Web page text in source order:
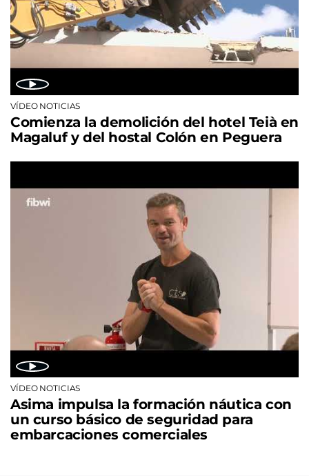
VÍDEO NOTICIAS
Comienza la demolición del hotel Teià en
Magaluf y del hostal Colón en Peguera
VÍDEO NOTICIAS
Asima impulsa la formación náutica con
un curso básico de seguridad para
embarcaciones comerciales